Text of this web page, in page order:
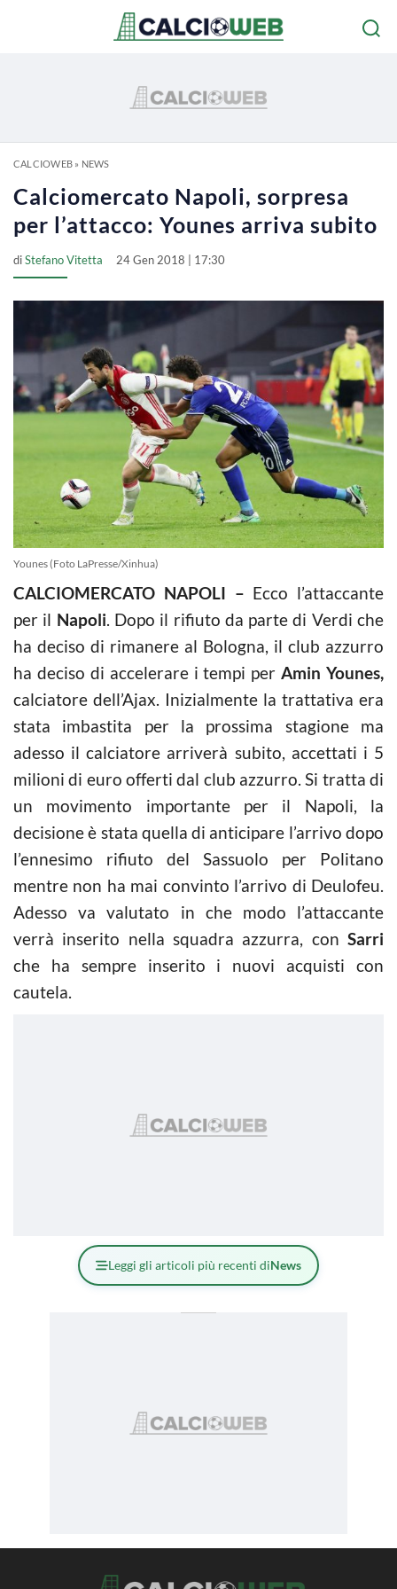
CALCIOWEB» NEWS
Calciomercato Napoli, sorpresa
per l’attacco: Younes arriva subito
diStefano Vitetta 24 Gen 2018 | 17:30
Younes (Foto LaPresse/Xinhua)
CALCIOMERCATO NAPOLI – Ecco l’attaccante
per il Napoli. Dopo il rifiuto da parte di Verdi che
ha deciso di rimanere al Bologna, il club azzurro
ha deciso di accelerare i tempi perAmin Younes,
calciatore dell’Ajax. Inizialmente la trattativa era
stata imbastita per la prossima stagione ma
adesso il calciatore arriverà subito, accettati i 5
milioni di euro offerti dal club azzurro. Si tratta di
un movimento importante per il Napoli, la
decisione è stata quella di anticipare l’arrivo dopo
l’ennesimo rifiuto del Sassuolo per Politano
mentre non ha mai convinto l’arrivo di Deulofeu.
Adesso va valutato in che modo l’attaccante
verrà inserito nella squadra azzurra, con Sarri
che ha sempre inserito i nuovi acquisti con
cautela.
Leggi gli articoli più recenti diNews